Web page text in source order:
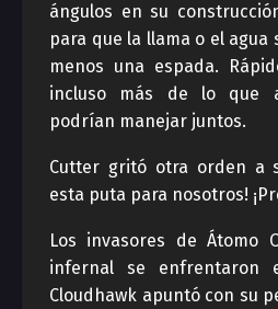
ángulos en su
para que la llama o el agua
menos una espada.
incluso más de lo que
podrían manejar juntos.
Cutter gritó otra orden a
esta puta para nosotros!
Los invasores de Átomo
infernal se enfrentaron
Cloudhawk apuntó con su